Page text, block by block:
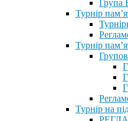
Група
Турнір
Турнір
Турнір на